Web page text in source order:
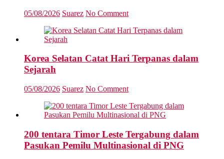
05/08/2026 Suarez No Comment
Korea Selatan Catat Hari Terpanas dalam
Sejarah
05/08/2026 Suarez No Comment
200 tentara Timor Leste Tergabung dalam
Pasukan Pemilu Multinasional di PNG